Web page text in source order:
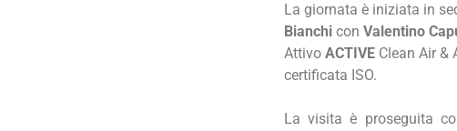
La giornata è iniziata in
Bianchi con Valentino
Attivo ACTIVE Clean Air &
certificata ISO.
La visita è proseguita